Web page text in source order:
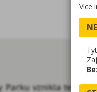
Parku vznikla
Více